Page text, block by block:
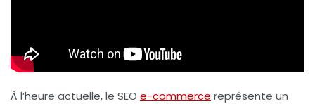
À l’heure actuelle, le SEO e-commerce représente un